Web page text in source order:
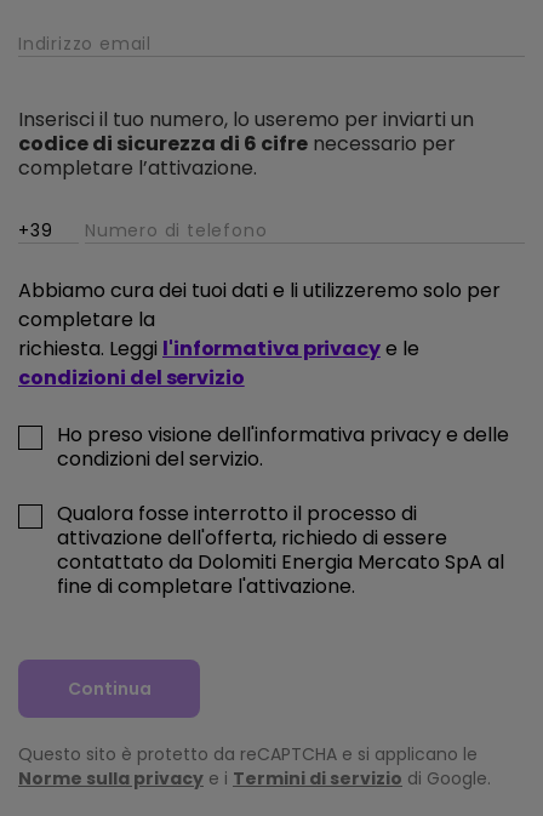
Inserisci il tuo numero, lo useremo per inviarti un
codice di sicurezza di 6 cifre necessario per
completare l’attivazione.
Abbiamo cura dei tuoi dati e li utilizzeremo solo per
completare la
richiesta. Leggi l'informativa privacye le
condizioni del servizio
Ho preso visione dell'informativa privacy e delle
condizioni del servizio.
Qualora fosse interrotto il processo di
attivazione dell'offerta, richiedo di essere
contattato da Dolomiti Energia Mercato SpA al
fine di completare l'attivazione.
Continua
Questo sito è protetto da reCAPTCHA e si applicano le
Norme sulla privacy e i Termini di servizio di Google.